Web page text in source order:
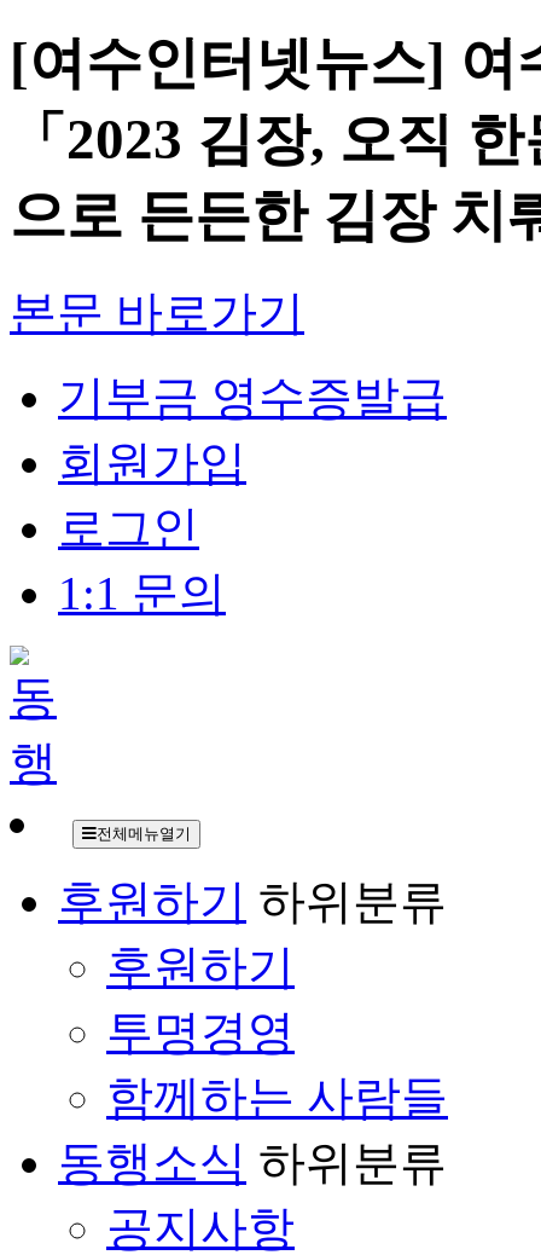
[여수인터넷뉴스] 여
「2023 김장, 오직
으로 든든한 김장 치
본문 바로가기
기부금 영수증발급
회원가입
로그인
1:1 문의
전체메뉴열기
후원하기 하위분류
후원하기
투명경영
함께하는 사람들
동행소식 하위분류
공지사항